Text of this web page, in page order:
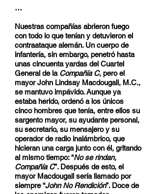
…
Nuestras compañías abrieron fuego
con todo lo que tenían y detuvieron el
contraataque alemán. Un cuerpo de
infantería, sin embargo, penetró hasta
unas cincuenta yardas del Cuartel
General de la Compañía C, pero el
mayor John Lindsay Macdougall, M.C.,
se mantuvo impávido. Aunque ya
estaba herido, ordenó a los únicos
cinco hombres que tenía, entre ellos su
sargento mayor, su ayudante personal,
su secretario, su mensajero y su
operador de radio inalámbrico, que
hicieran una carga junto con él, gritando
al mismo tiempo: “No se rindan,
Compañía C”. Después de esto, el
mayor Macdougall sería llamado por
siempre “John No Rendición”. Doce de